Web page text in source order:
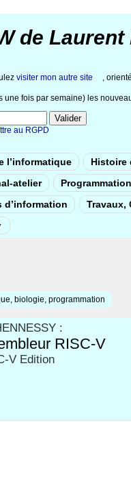
de
visiter mon autre site ,
une fois par semaine) les
au RGPD
l’informatique Histoire
atelier Programmation
d’information Travaux,
biologie, programmation
:
RISC-V
V Edition